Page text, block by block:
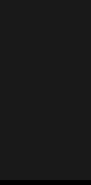
nueva ventana)
ventana)